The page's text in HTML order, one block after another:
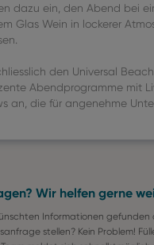
dazu ein, den Abend bei
Glas Wein in lockerer
den Universal
Abendprogramme mit
an, die für angenehme
Wir helfen gerne
Informationen gefunden
stellen? Kein Problem!